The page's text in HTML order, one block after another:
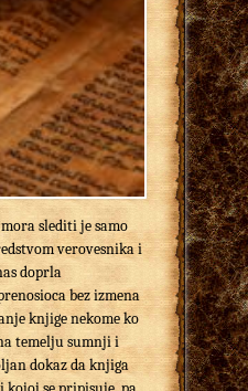
slediti je samo
verovesnika i
doprla
bez izmena
knjige nekome ko
temelju sumnji i
dokaz da knjiga